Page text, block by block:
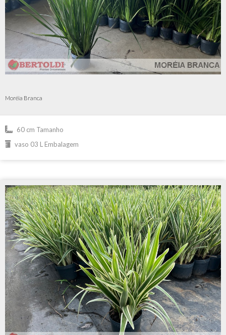
Moréia Branca
60 cm Tamanho
vaso 03 L Embalagem